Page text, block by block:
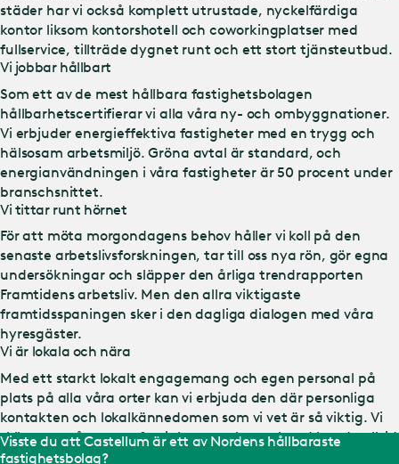
städer har vi också komplett utrustade, nyckelfärdiga
kontor liksom kontorshotell och coworkingplatser med
fullservice, tillträde dygnet runt och ett stort tjänsteutbud.
Vi jobbar hållbart
Som ett av de mest hållbara fastighetsbolagen
hållbarhetscertifierar vi alla våra ny- och ombyggnationer.
Vi erbjuder energieffektiva fastigheter med en trygg och
hälsosam arbetsmiljö. Gröna avtal är standard, och
energianvändningen i våra fastigheter är 50 procent under
branschsnittet.
Vi tittar runt hörnet
För att möta morgondagens behov håller vi koll på den
senaste arbetslivsforskningen, tar till oss nya rön, gör egna
undersökningar och släpper den årliga trendrapporten
Framtidens arbetsliv. Men den allra viktigaste
framtidsspaningen sker i den dagliga dialogen med våra
hyresgäster.
Vi är lokala och nära
Med ett starkt lokalt engagemang och egen personal på
plats på alla våra orter kan vi erbjuda den där personliga
kontakten och lokalkännedomen som vi vet är så viktig. Vi
sköter om våra egna fastigheter, och som kund har du alltid
tillgång till ett eget husteam som ser till att du trivs hos oss.